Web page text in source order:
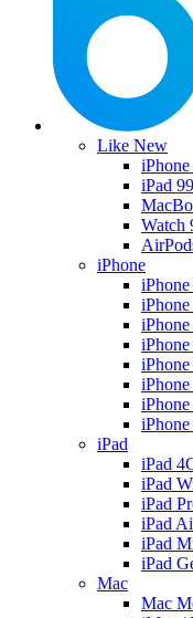
Like New
iPad
Watch
iPhone
iPhone
iPhone
iPhone
iPhone
iPhone
iPhone
iPhone
iPad
iPad
iPad
iPad
iPad
iPad
iPad
Mac
Mac